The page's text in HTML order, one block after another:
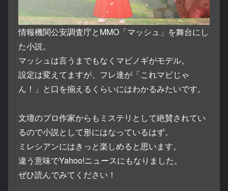
情報機関公安調査庁とMMO「マッシュ」を舞台にし
た小説。
マッシュは言うまでもなくマビノギがモデル。
設定は変えてますが、フレ達が「これマビじゃ
ん！」と口を揃えるくらいにはわかるみたいです。
文壇のプロ作家からもミステリとして絶賛されてい
るので小説として形にはなっているはず。
ミレシアンにはきっと楽しめると思います。
違う意味でYahoo!ニュースにもなりました。
ぜひ読んでみてください！